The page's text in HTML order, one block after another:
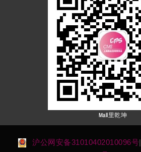
Mall里乾坤
沪公网安备31010402010096号|